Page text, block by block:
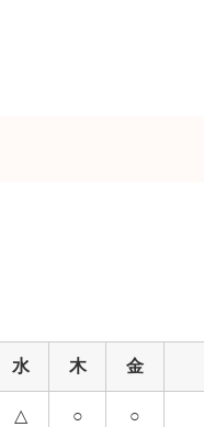
水 木 金
△ ○ ○